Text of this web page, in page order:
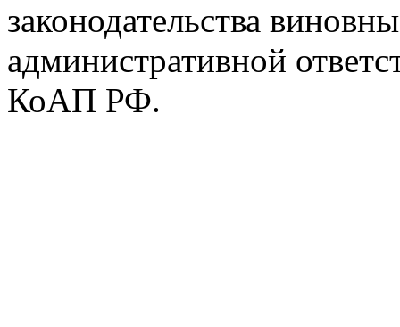
законодательства
административной
КоАП РФ.